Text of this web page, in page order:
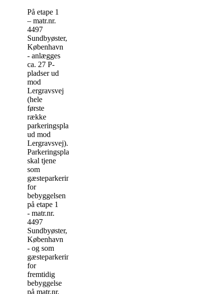
På etape 1
– matr.nr.
4497
Sundbyøster,
København
- anlægges
ca. 27 P-
pladser ud
mod
Lergravsvej
(hele
første
række
parkeringspladser
ud mod
Lergravsvej).
Parkeringspladserne
skal tjene
som
gæsteparkering
for
bebyggelsen
på etape 1
- matr.nr.
4497
Sundbyøster,
København
- og som
gæsteparkering
for
fremtidig
bebyggelse
på matr.nr.